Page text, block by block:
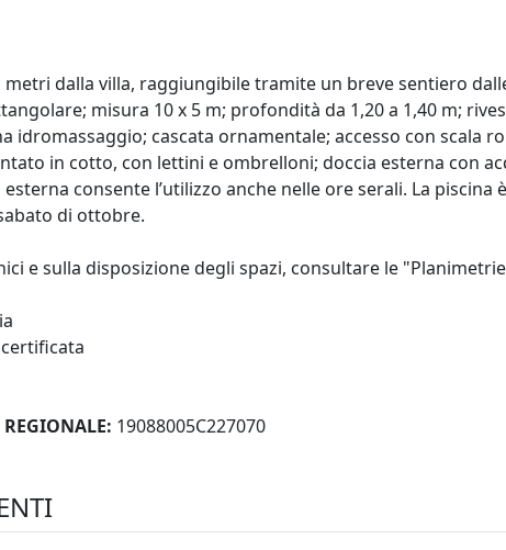
metri dalla villa, raggiungibile tramite un breve sentiero
misura 10 x 5 m; profondità da 1,20 a 1,40 m;
idromassaggio; cascata ornamentale; accesso con scala
in cotto, con lettini e ombrelloni; doccia esterna con
consente l’utilizzo anche nelle ore serali. La piscina
di ottobre.
e sulla disposizione degli spazi, consultare le
19088005C227070